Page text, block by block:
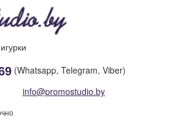
(Whatsapp, Telegram, Viber)
info@promostudio.by